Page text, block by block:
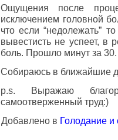
Ощущения после
исключением головной
что если “недолежать”
вывестисть не успеет, в
боль. Прошло минут за 30.
Собираюсь в ближайшие
p.s. Выражаю
самоотверженный труд:)
Добавлено в Голодание